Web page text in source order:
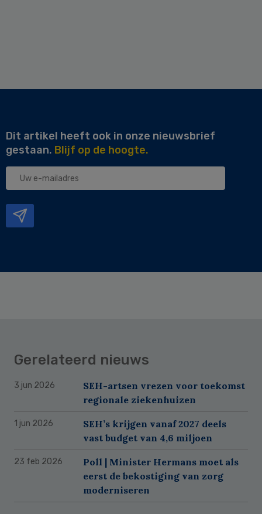
Dit artikel heeft ook in onze nieuwsbrief
gestaan. Blijf op de hoogte.
Uw
Gerelateerd nieuws
3 jun 2026
SEH-artsen vrezen voor toekomst
regionale ziekenhuizen
1 jun 2026
SEH’s krijgen vanaf 2027 deels
vast budget van 4,6 miljoen
23 feb 2026
Poll | Minister Hermans moet als
eerst de bekostiging van zorg
moderniseren